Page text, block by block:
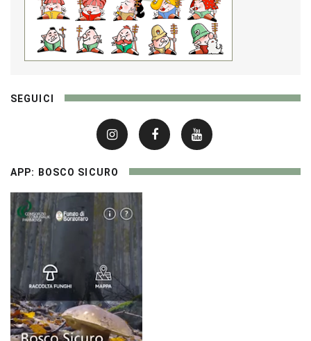
SEGUICI
APP: BOSCO SICURO